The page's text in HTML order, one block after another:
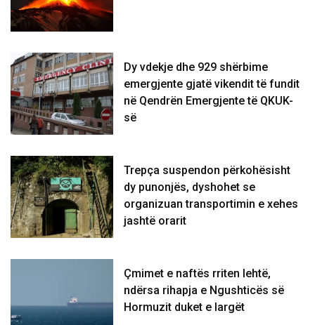
Dy vdekje dhe 929 shërbime
emergjente gjatë vikendit të fundit
në Qendrën Emergjente të QKUK-
së
Trepça suspendon përkohësisht
dy punonjës, dyshohet se
organizuan transportimin e xehes
jashtë orarit
Çmimet e naftës rriten lehtë,
ndërsa rihapja e Ngushticës së
Hormuzit duket e largët